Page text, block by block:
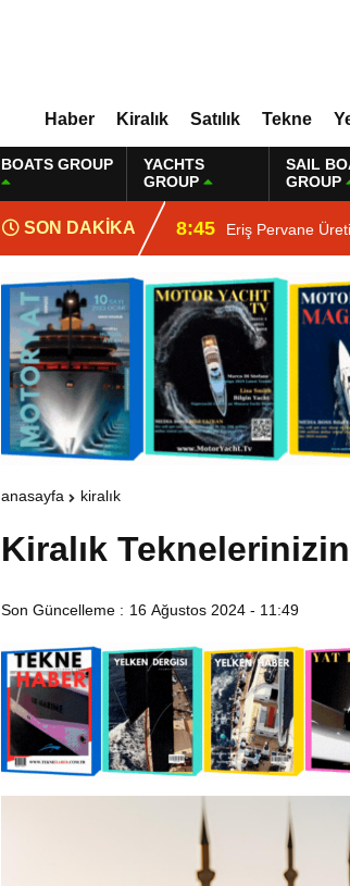
Haber Kiralık Satılık Tekne
BOATS GROUP
YACHTS
GROUP
SAIL
GROUP
SON DAKİKA 8:45 Eriş Pervane
anasayfa kiralık
Kiralık
Son Güncelleme : 16 Ağustos 2024 - 11:49